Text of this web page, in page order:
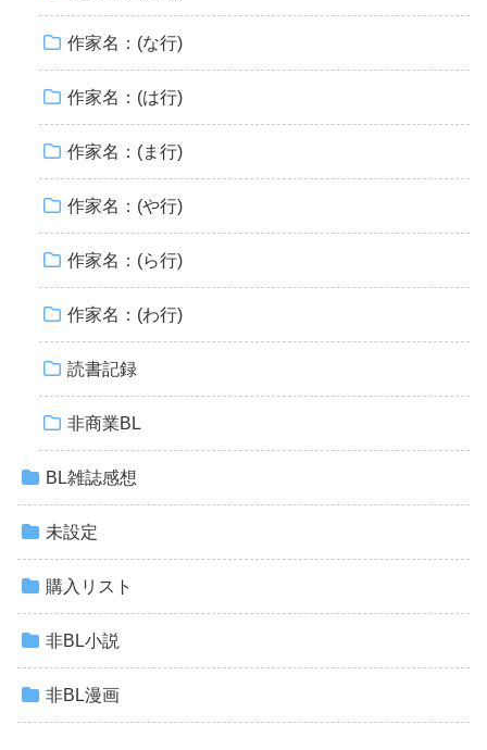
作家名：(な行)
作家名：(は行)
作家名：(ま行)
作家名：(や行)
作家名：(ら行)
作家名：(わ行)
読書記録
非商業BL
BL雑誌感想
未設定
購入リスト
非BL小説
非BL漫画